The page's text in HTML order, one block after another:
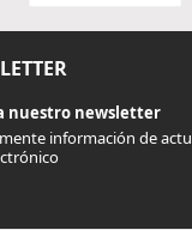
nuestro newsletter
información de